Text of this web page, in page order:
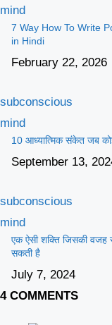
mind
7 Way How To Write
in Hindi
February 22, 2026
subconscious
mind
10 आध्यात्मिक संकेत जब
September 13,
subconscious
mind
एक ऐसी शक्ति जिसकी वजह
सकती है
July 7, 2024
4 COMMENTS